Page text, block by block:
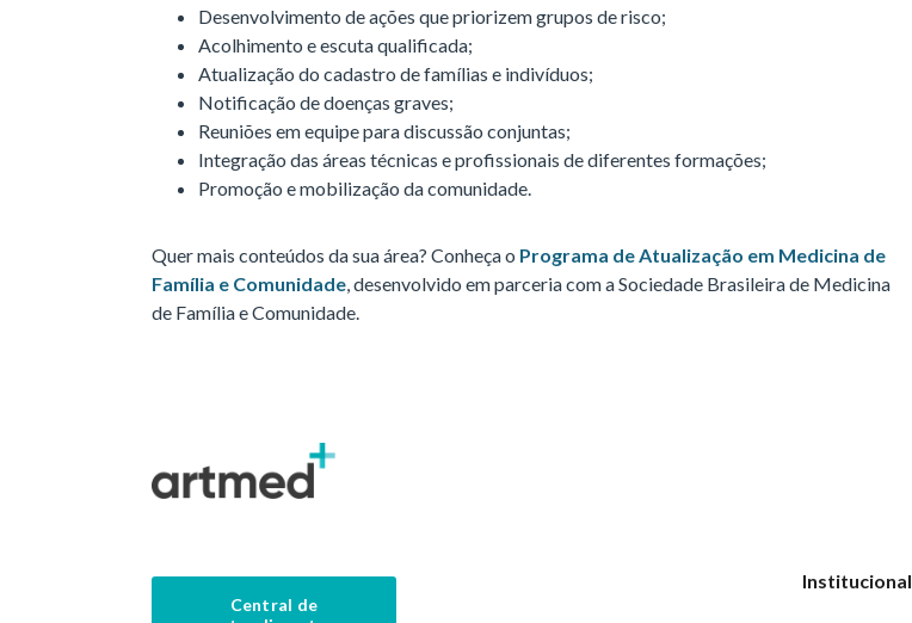
Desenvolvimento de ações que priorizem grupos de risco;
Acolhimento e escuta qualificada;
Atualização do cadastro de famílias e indivíduos;
Notificação de doenças graves;
Reuniões em equipe para discussão conjuntas;
Integração das áreas técnicas e profissionais de diferentes formações;
Promoção e mobilização da comunidade.
Quer mais conteúdos da sua área? Conheça o Programa de Atualização em Medicina de
Família e Comunidade, desenvolvido em parceria com a Sociedade Brasileira de Medicina
de Família e Comunidade.
Central de
Institucional